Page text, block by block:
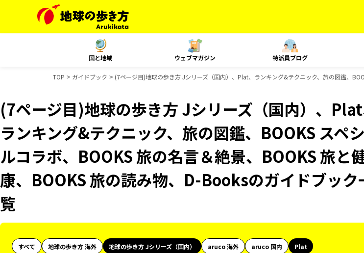
国と地域 ウェブマガジン 特派員ブログ
TOP ガイドブック (7ページ目)地球の歩き方 Jシリーズ（国内）、Plat、ランキング&テクニック、旅の図鑑、
(7ページ目)地球の歩き方 Jシリーズ（国内）、Plat
ランキング&テクニック、旅の図鑑、BOOKS スペ
ルコラボ、BOOKS 旅の名言＆絶景、BOOKS 旅と
康、BOOKS 旅の読み物、D-Booksのガイドブック
覧
すべて 地球の歩き方 海外 地球の歩き方 Jシリーズ（国内） aruco 海外 aruco 国内
Plat